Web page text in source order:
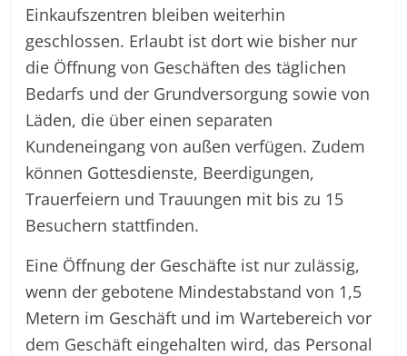
Einkaufszentren bleiben weiterhin
geschlossen. Erlaubt ist dort wie bisher nur
die Öffnung von Geschäften des täglichen
Bedarfs und der Grundversorgung sowie von
Läden, die über einen separaten
Kundeneingang von außen verfügen. Zudem
können Gottesdienste, Beerdigungen,
Trauerfeiern und Trauungen mit bis zu 15
Besuchern stattfinden.
Eine Öffnung der Geschäfte ist nur zulässig,
wenn der gebotene Mindestabstand von 1,5
Metern im Geschäft und im Wartebereich vor
dem Geschäft eingehalten wird, das Personal